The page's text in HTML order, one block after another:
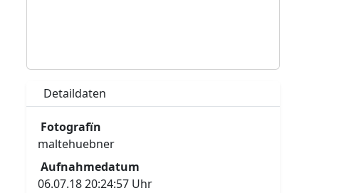
Detaildaten
Fotografïn
maltehuebner
Aufnahmedatum
06.07.18 20:24:57 Uhr